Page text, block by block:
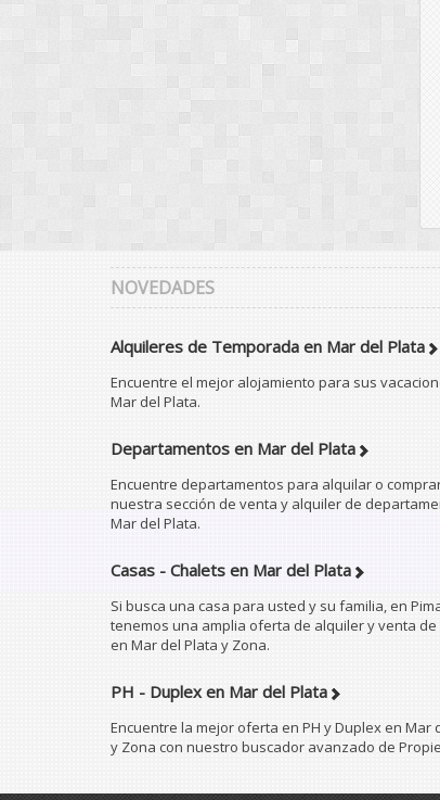
NOVEDADES
Alquileres de Temporada en Mar del Plata
Encuentre el mejor alojamiento para sus
Mar del Plata.
Departamentos en Mar del Plata
Encuentre departamentos para alquilar o
nuestra sección de venta y alquiler de
Mar del Plata.
Casas - Chalets en Mar del Plata
Si busca una casa para usted y su familia, en
tenemos una amplia oferta de alquiler y venta de
en Mar del Plata y Zona.
PH - Duplex en Mar del Plata
Encuentre la mejor oferta en PH y Duplex en Mar
y Zona con nuestro buscador avanzado de